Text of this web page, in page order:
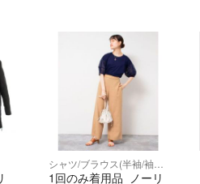
1回のみ着用品 ノーリ